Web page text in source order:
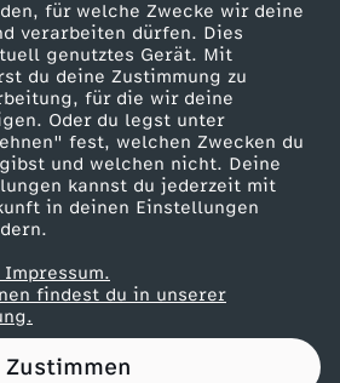
für welche Zwecke wir deine
verarbeiten dürfen. Dies
genutztes Gerät. Mit
du deine Zustimmung zu
für die wir deine
Oder du legst unter
fest, welchen Zwecken du
und welchen nicht. Deine
kannst du jederzeit mit
in deinen Einstellungen
findest du in unserer
Zustimmen